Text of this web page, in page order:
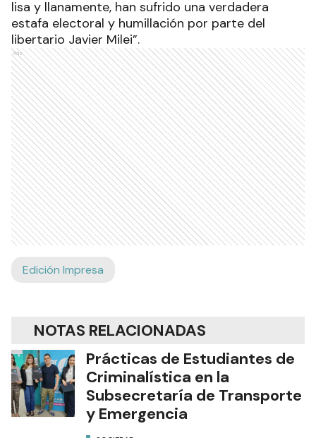
lisa y llanamente, han sufrido una verdadera
estafa electoral y humillación por parte del
libertario Javier Milei”.
Ads
Edición Impresa
NOTAS RELACIONADAS
Prácticas de Estudiantes de
Criminalística en la
Subsecretaría de Transporte
y Emergencia